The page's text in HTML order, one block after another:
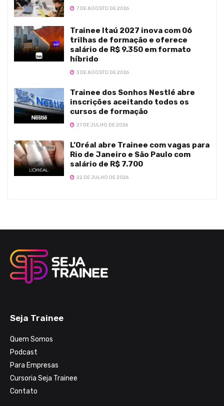
7 DE AGOSTO DE 2026
Trainee Itaú 2027 inova com 06
trilhas de formação e oferece
salário de R$ 9.350 em formato
híbrido
3 DE AGOSTO DE 2026
Trainee dos Sonhos Nestlé abre
inscrições aceitando todos os
cursos de formação
27 DE JULHO DE 2026
L’Oréal abre Trainee com vagas para
Rio de Janeiro e São Paulo com
salário de R$ 7.700
22 DE JULHO DE 2026
Seja Trainee
Quem Somos
Podcast
Para Empresas
Cursoria Seja Trainee
Contato